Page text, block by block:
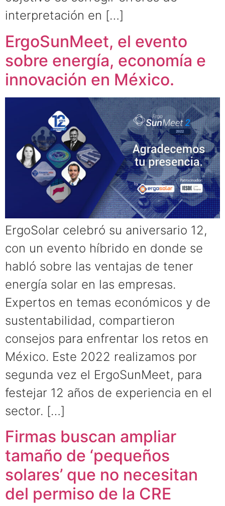
interpretación en […]
ErgoSunMeet, el evento
sobre energía, economía e
innovación en México.
ErgoSolar celebró su aniversario 12,
con un evento híbrido en donde se
habló sobre las ventajas de tener
energía solar en las empresas.
Expertos en temas económicos y de
sustentabilidad, compartieron
consejos para enfrentar los retos en
México. Este 2022 realizamos por
segunda vez el ErgoSunMeet, para
festejar 12 años de experiencia en el
sector. […]
Firmas buscan ampliar
tamaño de ‘pequeños
solares’ que no necesitan
del permiso de la CRE